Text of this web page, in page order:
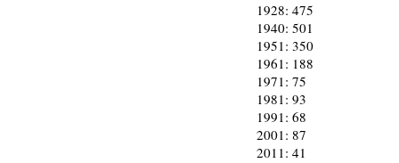
1928: 475
1940: 501
1951: 350
1961: 188
1971: 75
1981: 93
1991: 68
2001: 87
2011: 41